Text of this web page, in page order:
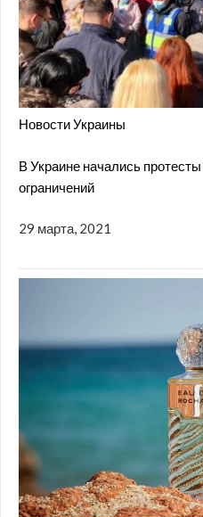
Новости Украины
В Украине начались
ограничений
29 марта, 2021